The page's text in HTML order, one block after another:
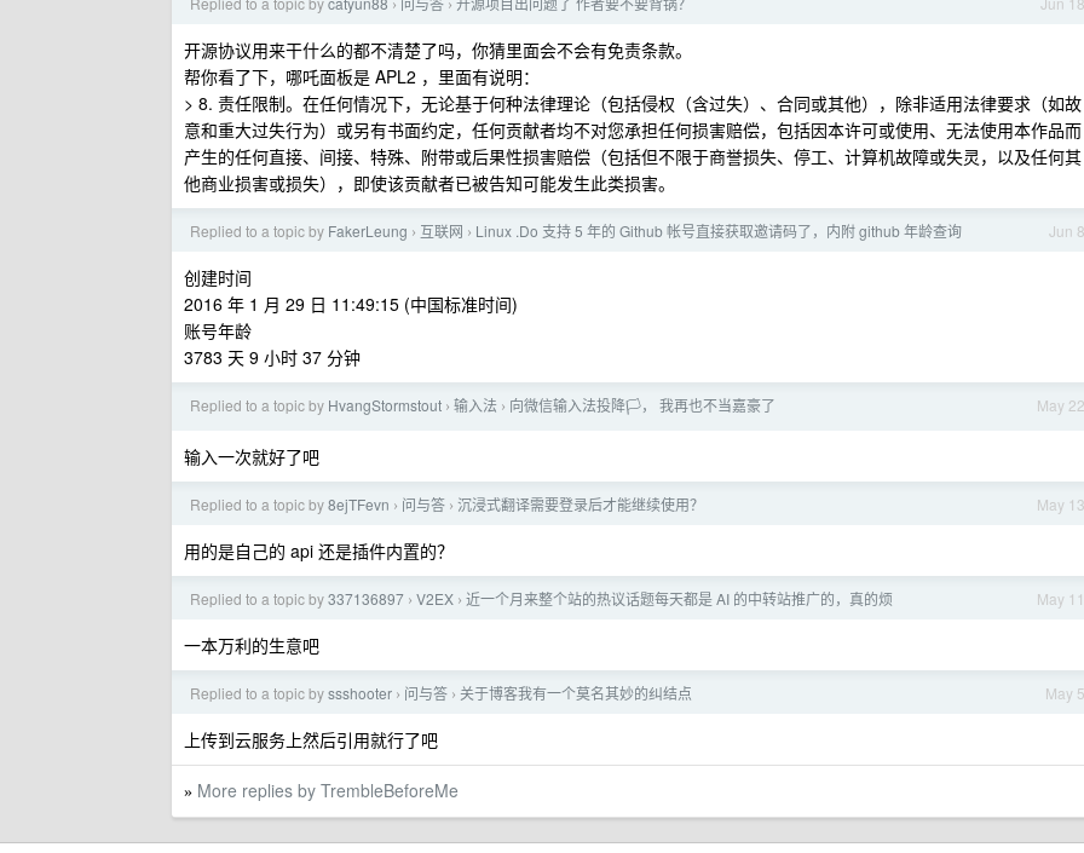
› ›
开源协议用来干什么的都不清楚了吗，你猜里面会不会有免责条款。
帮你看了下，哪吒面板是 APL2 ，里面有说明：
> 8. 责任限制。在任何情况下，无论基于何种法律理论（包括侵权（含过失）、合同或其他），除非适用法律要求（如故
意和重大过失行为）或另有书面约定，任何贡献者均不对您承担任何损害赔偿，包括因本许可或使用、无法使用本作品而
产生的任何直接、间接、特殊、附带或后果性损害赔偿（包括但不限于商誉损失、停工、计算机故障或失灵，以及任何其
他商业损害或损失），即使该贡献者已被告知可能发生此类损害。
Jun 8
Replied to a topic by FakerLeung › 互联网 › Linux .Do 支持 5 年的 Github 帐号直接获取邀请码了，内附 github 年龄查询
创建时间
2016 年 1 月 29 日 11:49:15 (中国标准时间)
账号年龄
3783 天 9 小时 37 分钟
May 22
Replied to a topic by HvangStormstout › 输入法 › 向微信输入法投降🏳️， 我再也不当嘉豪了
输入一次就好了吧
May 13
Replied to a topic by8ejTFevn › 问与答 › 沉浸式翻译需要登录后才能继续使用？
用的是自己的 api 还是插件内置的？
May 11
Replied to a topic by337136897 › V2EX › 近一个月来整个站的热议话题每天都是 AI 的中转站推广的，真的烦
一本万利的生意吧
May 5
Replied to a topic byssshooter › 问与答 › 关于博客我有一个莫名其妙的纠结点
上传到云服务上然后引用就行了吧
» More replies by TrembleBeforeMe